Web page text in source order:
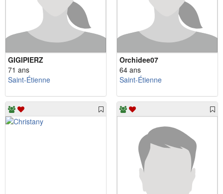
GIGIPIERZ
71 ans
Saint-Étienne
Orchidee07
64 ans
Saint-Étienne